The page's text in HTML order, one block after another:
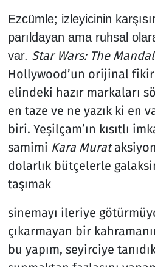
​Ezcümle; izleyicinin
parıldayan ama ruhsal
var. Star Wars: The
Hollywood’un orijinal
elindeki hazır markaları
en taze ve ne yazık ki en
biri. Yeşilçam’ın kısıtlı
samimi Kara Murat
dolarlık bütçelerle
taşımak
sinemayı ileriye
çıkarmayan bir
bu yapım, seyirciye